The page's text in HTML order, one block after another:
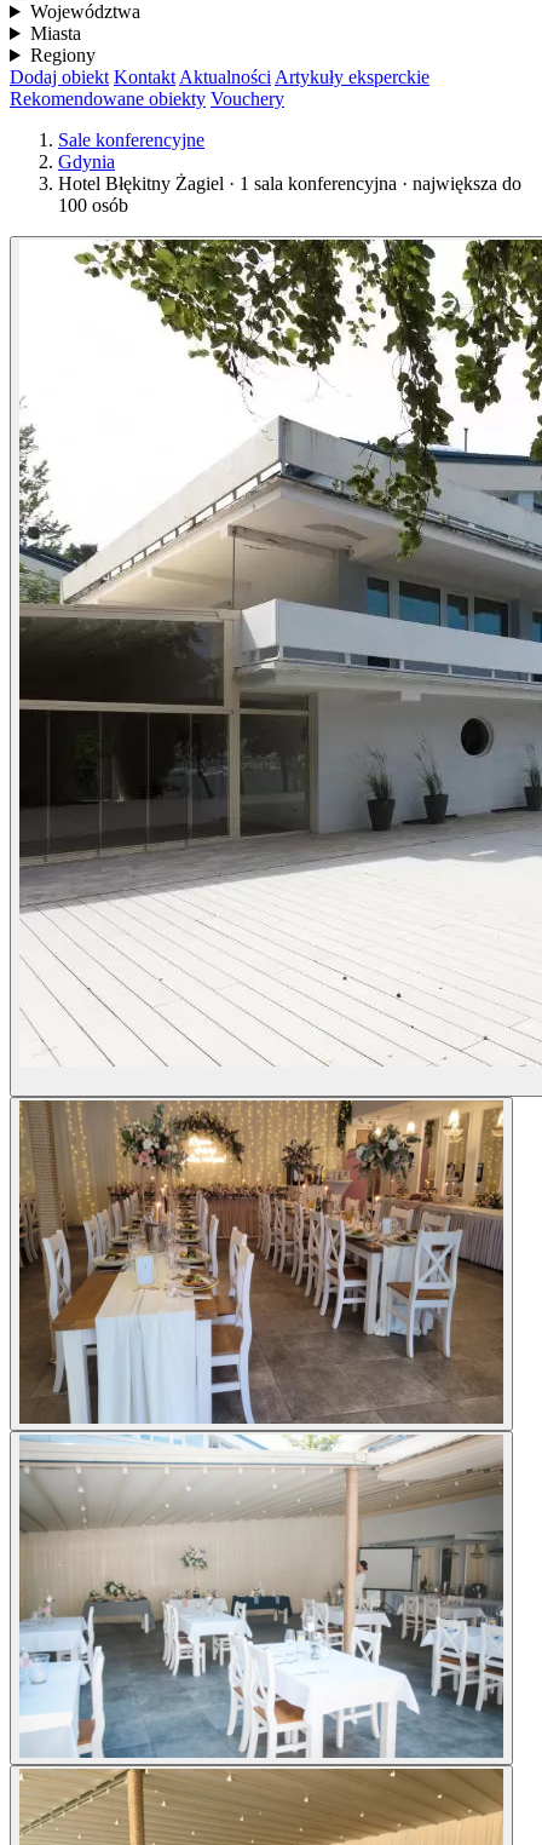
Województwa
Miasta
Regiony
Dodaj obiekt Kontakt Aktualności Artykuły eksperckie
Rekomendowane obiekty Vouchery
Sale konferencyjne
Gdynia
Hotel Błękitny Żagiel · 1 sala konferencyjna · największa do
100 osób